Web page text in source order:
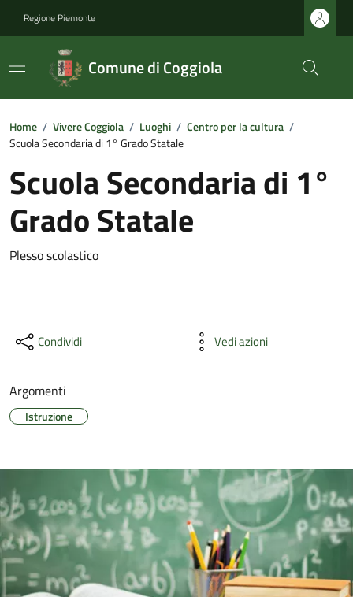
Regione Piemonte
Comune di Coggiola
Home / Vivere Coggiola / Luoghi / Centro per la cultura /
Scuola Secondaria di 1° Grado Statale
Scuola Secondaria di 1°
Grado Statale
Plesso scolastico
Condividi Vedi azioni
Argomenti
Istruzione